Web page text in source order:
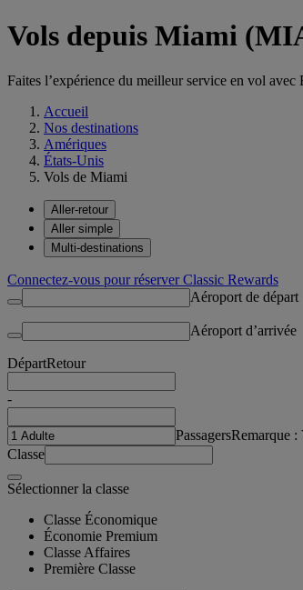
Vols depuis Miami
Faites l’expérience du meilleur service en vol
Accueil
Nos destinations
Amériques
États-Unis
Vols de Miami
Aller-retour
Aller simple
Multi-destinations
Connectez-vous pour réserver Classic Rewards
Aéroport de départ
Aéroport d’arrivée
DépartRetour
-
PassagersRemarque :
Classe
Sélectionner la classe
Classe Économique
Économie Premium
Classe Affaires
Première Classe